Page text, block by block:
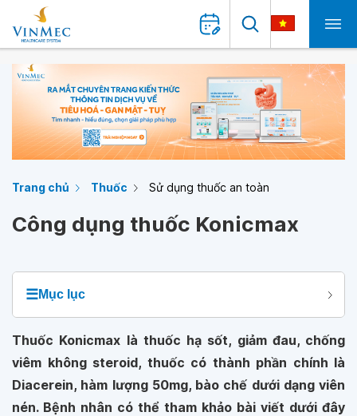
Trang chủ Thuốc Sử dụng thuốc an toàn
Công dụng thuốc Konicmax
☰Mục lục
Thuốc Konicmax là thuốc hạ sốt, giảm đau, chống
viêm không steroid, thuốc có thành phần chính là
Diacerein, hàm lượng 50mg, bào chế dưới dạng viên
nén. Bệnh nhân có thể tham khảo bài viết dưới đây